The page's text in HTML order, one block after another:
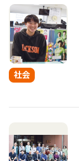
社会